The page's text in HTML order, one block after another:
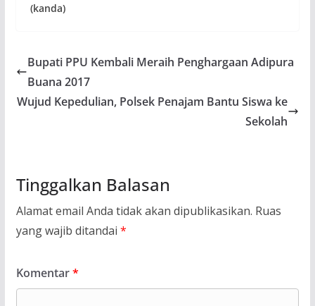
(kanda)
Bupati PPU Kembali Meraih Penghargaan Adipura
Buana 2017
Wujud Kepedulian, Polsek Penajam Bantu Siswa ke
Sekolah
Tinggalkan Balasan
Alamat email Anda tidak akan dipublikasikan. Ruas
yang wajib ditandai *
Komentar*